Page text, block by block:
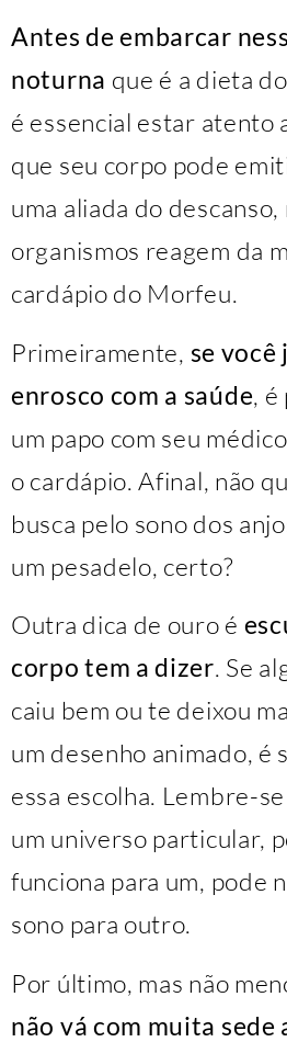
Antes de embarcar
noturna que é a dieta
é essencial estar atento
que seu corpo pode
uma aliada do
organismos reagem da
cardápio do Morfeu.
Primeiramente, se você
enrosco com a saúde,
um papo com seu
o cardápio. Afinal, não
busca pelo sono dos
um pesadelo, certo?
Outra dica de ouro é
corpo tem a dizer. Se
caiu bem ou te deixou
um desenho animado, é
essa escolha. Lembre-
um universo particular,
funciona para um, pode
sono para outro.
Por último, mas não
não vá com muita sede